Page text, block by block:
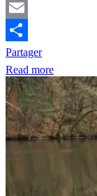
Twitter
Email
Partager
Read more